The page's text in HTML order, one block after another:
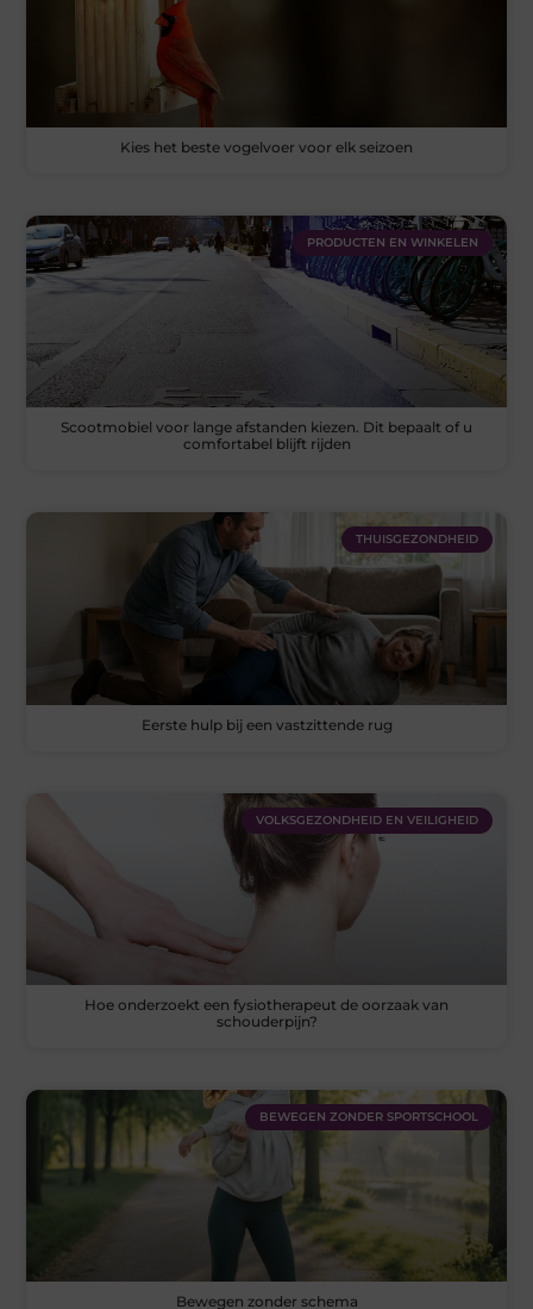
Kies het beste vogelvoer voor elk seizoen
PRODUCTEN EN WINKELEN
Scootmobiel voor lange afstanden kiezen. Dit bepaalt of u
comfortabel blijft rijden
THUISGEZONDHEID
Eerste hulp bij een vastzittende rug
VOLKSGEZONDHEID EN VEILIGHEID
Hoe onderzoekt een fysiotherapeut de oorzaak van
schouderpijn?
BEWEGEN ZONDER SPORTSCHOOL
Bewegen zonder schema